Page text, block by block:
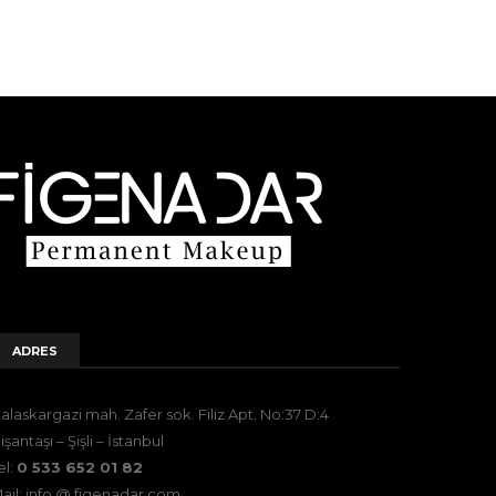
ADRES
mah. Zafer sok. Filiz Apt. No:37 D:4
– Şişli – İstanbul
0 533 652 01 82